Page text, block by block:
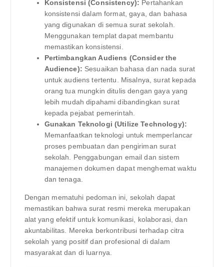
Konsistensi (Consistency): Pertahankan
konsistensi dalam format, gaya, dan bahasa
yang digunakan di semua surat sekolah.
Menggunakan templat dapat membantu
memastikan konsistensi.
Pertimbangkan Audiens (Consider the
Audience): Sesuaikan bahasa dan nada surat
untuk audiens tertentu. Misalnya, surat kepada
orang tua mungkin ditulis dengan gaya yang
lebih mudah dipahami dibandingkan surat
kepada pejabat pemerintah.
Gunakan Teknologi (Utilize Technology):
Memanfaatkan teknologi untuk memperlancar
proses pembuatan dan pengiriman surat
sekolah. Penggabungan email dan sistem
manajemen dokumen dapat menghemat waktu
dan tenaga.
Dengan mematuhi pedoman ini, sekolah dapat
memastikan bahwa surat resmi mereka merupakan
alat yang efektif untuk komunikasi, kolaborasi, dan
akuntabilitas. Mereka berkontribusi terhadap citra
sekolah yang positif dan profesional di dalam
masyarakat dan di luarnya.